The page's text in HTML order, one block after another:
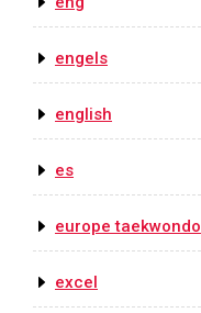
engels
english
es
europe taekwondo
excel